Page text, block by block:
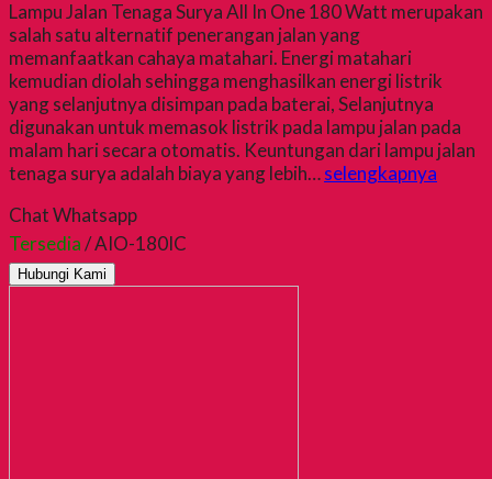
Lampu Jalan Tenaga Surya All In One 180 Watt merupakan
salah satu alternatif penerangan jalan yang
memanfaatkan cahaya matahari. Energi matahari
kemudian diolah sehingga menghasilkan energi listrik
yang selanjutnya disimpan pada baterai, Selanjutnya
digunakan untuk memasok listrik pada lampu jalan pada
malam hari secara otomatis. Keuntungan dari lampu jalan
tenaga surya adalah biaya yang lebih…selengkapnya
Chat Whatsapp
Tersedia/ AIO-180IC
Hubungi Kami